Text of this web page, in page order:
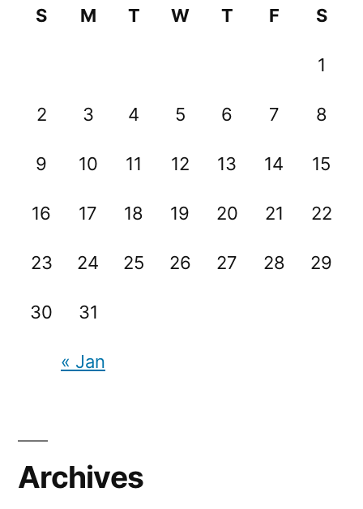
S M T W T F S
1
2 3 4 5 6 7 8
9 10 11 12 13 14 15
16 17 18 19 20 21 22
23 24 25 26 27 28 29
30 31
« Jan
Archives